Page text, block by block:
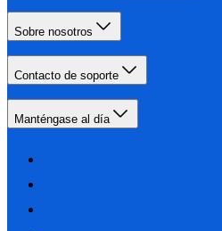
Sobre nosotros
Contacto de soporte
Manténgase al día